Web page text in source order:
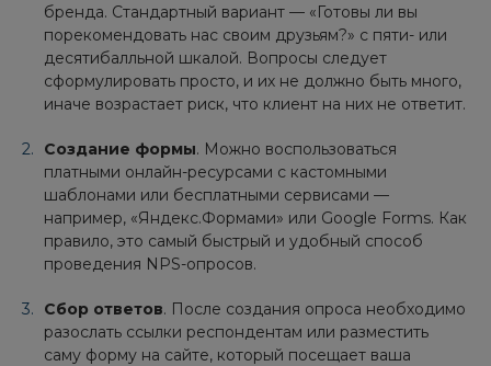
бренда. Стандартный вариант — «Готовы ли вы
порекомендовать нас своим друзьям?» с пяти- или
десятибалльной шкалой. Вопросы следует
сформулировать просто, и их не должно быть много,
иначе возрастает риск, что клиент на них не ответит.
Создание формы. Можно воспользоваться
платными онлайн-ресурсами с кастомными
шаблонами или бесплатными сервисами —
например, «Яндекс.Формами» или Google Forms. Как
правило, это самый быстрый и удобный способ
проведения NPS-опросов.
Сбор ответов. После создания опроса необходимо
разослать ссылки респондентам или разместить
саму форму на сайте, который посещает ваша